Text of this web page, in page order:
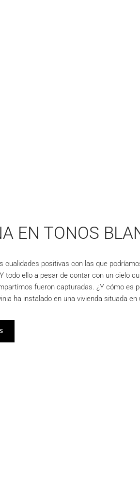
EN TONOS
cualidades positivas con las que
todo ello a pesar de contar con un cielo
fueron capturadas. ¿Y cómo es
ha instalado en una vivienda situada